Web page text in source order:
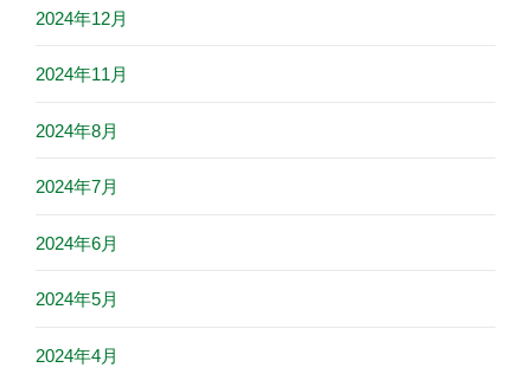
2024年12月
2024年11月
2024年8月
2024年7月
2024年6月
2024年5月
2024年4月